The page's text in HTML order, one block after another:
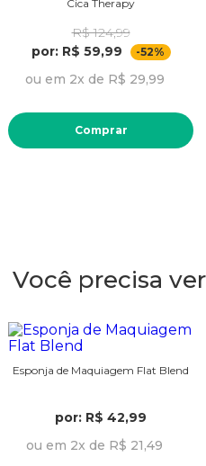
Cica Therapy
R$ 124,99
por: R$ 59,99
-52%
ou em 2x de R$ 29,99
Comprar
Você precisa
Esponja de Maquiagem Flat Blend
por: R$ 42,99
ou em 2x de R$ 21,49